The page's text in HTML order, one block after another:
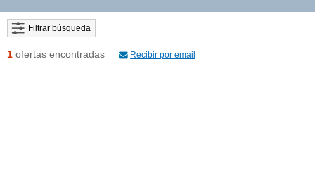
Filtrar búsqueda
1 ofertas encontradas Recibir por email